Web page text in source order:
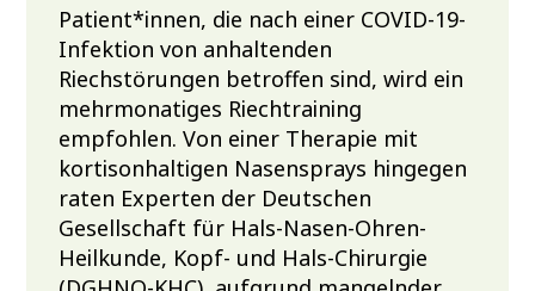
Patient*innen, die nach einer COVID-19-
Infektion von anhaltenden
Riechstörungen betroffen sind, wird ein
mehrmonatiges Riechtraining
empfohlen. Von einer Therapie mit
kortisonhaltigen Nasensprays hingegen
raten Experten der Deutschen
Gesellschaft für Hals-Nasen-Ohren-
Heilkunde, Kopf- und Hals-Chirurgie